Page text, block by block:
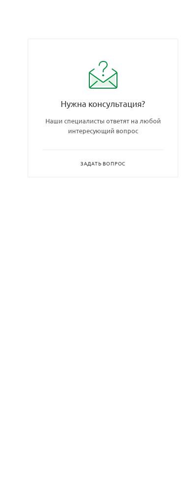
Нужна консультация?
Наши специалисты ответят на любой
интересующий вопрос
ЗАДАТЬ ВОПРОС